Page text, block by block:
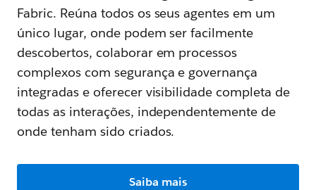
Fabric. Reúna todos os seus agentes em um
único lugar, onde podem ser facilmente
descobertos, colaborar em processos
complexos com segurança e governança
integradas e oferecer visibilidade completa de
todas as interações, independentemente de
onde tenham sido criados.
Saiba mais